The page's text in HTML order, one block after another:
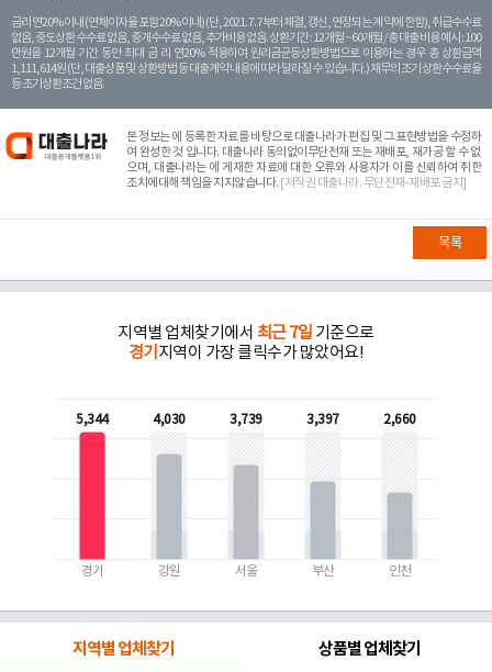
금리 연20% 이내 (연체이자율 포함 20% 이내) (단, 2021. 7. 7부터 체결, 갱신, 연장되는 계 약에 한함), 취급수수료
없음, 중도상환 수수료 없음, 중개수수료 없음, 추가비용 없음. 상환기간 : 12개월 ~ 60개월 / 총 대출 비용 예시 : 100
만원을 12개월 기간 동안 최대 금 리 연20% 적용하여 원리금균등상환방법으로 이용하는 경우 총 상환금액
1,111,614원 (단, 대출상품 및 상환방법 등 대출계약 내용에 따라 달라질 수 있습니다.) 채무의 조기 상환수수료율
등 조기상환조건 없음.
본 정보는에 등록한 자료를 바탕으로 대출나라가 편집 및 그 표현방법을 수정하
여 완성한 것 입니다. 대출나라 동의없이무단전재 또는 재배포, 재가공 할 수 없
으며, 대출나라는 에 게재한 자료에 대한 오류와 사용자가 이를 신뢰하여 취한
조치에대해 책임을 지지않습니다. [저작권 대출나라. 무단전재-재배포 금지]
목록
지역별 업체찾기에서 최근 7일 기준으로
경기 지역이 가장 클릭수가 많았어요!
5,344
경기
4,030
강원
3,739
서울
3,397
부산
2,660
인천
지역별 업체찾기 상품별 업체찾기